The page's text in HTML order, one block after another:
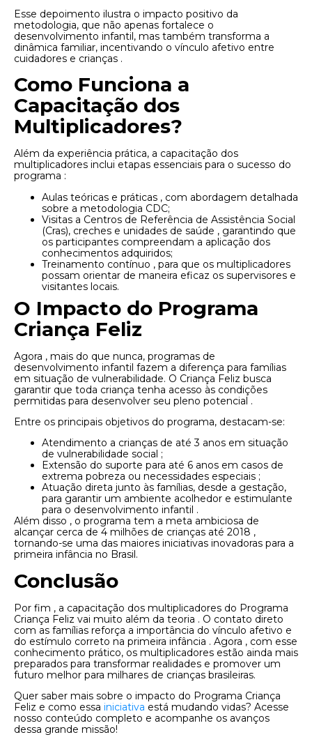
Esse depoimento ilustra o impacto positivo da
metodologia, que não apenas fortalece o
desenvolvimento infantil, mas também transforma a
dinâmica familiar, incentivando o vínculo afetivo entre
cuidadores e crianças .
Como Funciona a
Capacitação dos
Multiplicadores?
Além da experiência prática, a capacitação dos
multiplicadores inclui etapas essenciais para o sucesso do
programa :
Aulas teóricas e práticas , com abordagem detalhada
sobre a metodologia CDC;
Visitas a Centros de Referência de Assistência Social
(Cras), creches e unidades de saúde , garantindo que
os participantes compreendam a aplicação dos
conhecimentos adquiridos;
Treinamento contínuo , para que os multiplicadores
possam orientar de maneira eficaz os supervisores e
visitantes locais.
O Impacto do Programa
Criança Feliz
Agora , mais do que nunca, programas de
desenvolvimento infantil fazem a diferença para famílias
em situação de vulnerabilidade. O Criança Feliz busca
garantir que toda criança tenha acesso às condições
permitidas para desenvolver seu pleno potencial .
Entre os principais objetivos do programa, destacam-se:
Atendimento a crianças de até 3 anos em situação
de vulnerabilidade social ;
Extensão do suporte para até 6 anos em casos de
extrema pobreza ou necessidades especiais ;
Atuação direta junto às famílias, desde a gestação,
para garantir um ambiente acolhedor e estimulante
para o desenvolvimento infantil .
Além disso , o programa tem a meta ambiciosa de
alcançar cerca de 4 milhões de crianças até 2018 ,
tornando-se uma das maiores iniciativas inovadoras para a
primeira infância no Brasil.
Conclusão
Por fim , a capacitação dos multiplicadores do Programa
Criança Feliz vai muito além da teoria . O contato direto
com as famílias reforça a importância do vínculo afetivo e
do estímulo correto na primeira infância . Agora , com esse
conhecimento prático, os multiplicadores estão ainda mais
preparados para transformar realidades e promover um
futuro melhor para milhares de crianças brasileiras.
Quer saber mais sobre o impacto do Programa Criança
Feliz e como essa iniciativa está mudando vidas? Acesse
nosso conteúdo completo e acompanhe os avanços
dessa grande missão!